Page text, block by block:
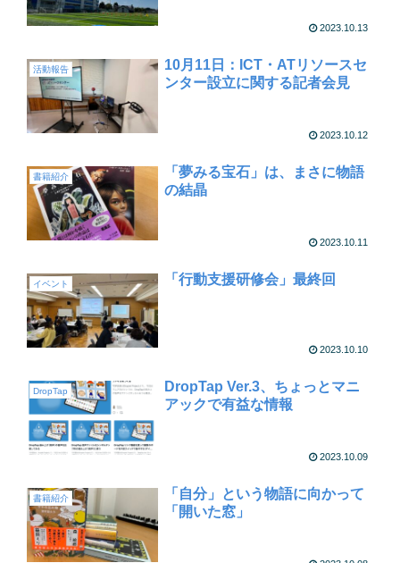
2023.10.13
活動報告
10月11日：ICT・ATリソースセ
ンター設立に関する記者会見
2023.10.12
書籍紹介
「夢みる宝石」は、まさに物語
の結晶
2023.10.11
イベント 「行動支援研修会」最終回
2023.10.10
DropTap
DropTap Ver.3、ちょっとマニ
アックで有益な情報
2023.10.09
書籍紹介
「自分」という物語に向かって
「開いた窓」